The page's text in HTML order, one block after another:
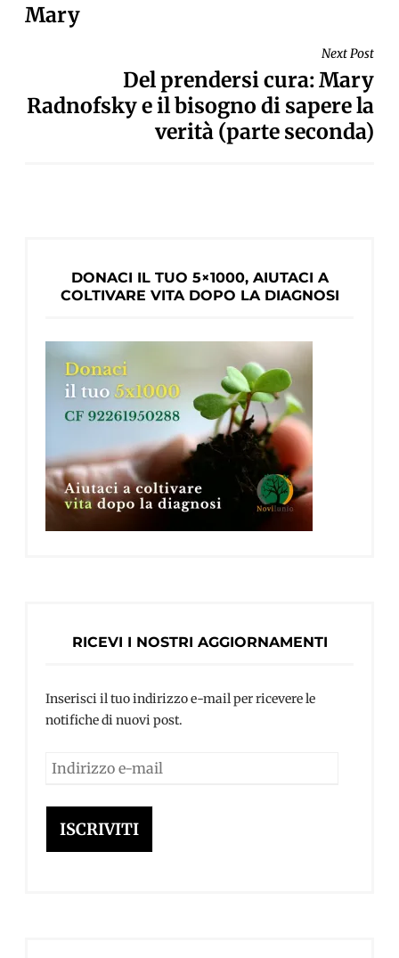
Mary
Next Post
Del prendersi cura: Mary
Radnofsky e il bisogno di sapere la
verità (parte seconda)
DONACI IL TUO 5×1000, AIUTACI A
COLTIVARE VITA DOPO LA DIAGNOSI
RICEVI I NOSTRI AGGIORNAMENTI
Inserisci il tuo indirizzo e-mail per ricevere le
notifiche di nuovi post.
Indirizzo
mail
ISCRIVITI